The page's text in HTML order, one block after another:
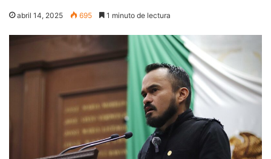
abril 14, 2025 695 1 minuto de lectura